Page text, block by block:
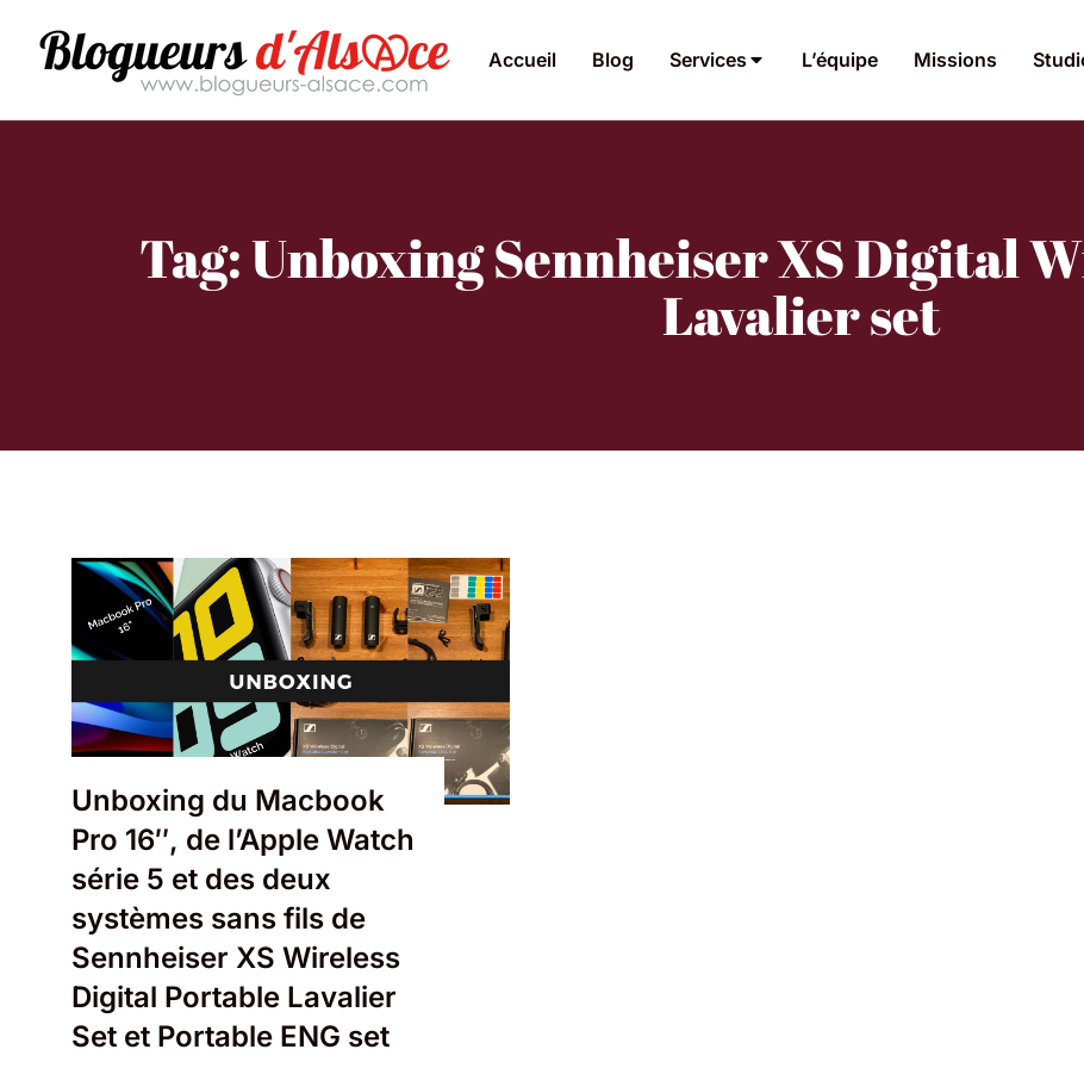
Accueil Blog Services L’équipe Missions
Tag: Unboxing Sennheiser XS Digital
Lavalier set
Unboxing du Macbook
Pro 16″, de l’Apple Watch
série 5 et des deux
systèmes sans fils de
Sennheiser XS Wireless
Digital Portable Lavalier
Set et Portable ENG set